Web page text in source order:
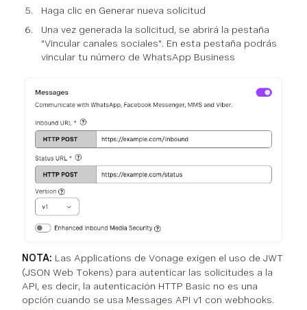
Haga clic en Generar nueva solicitud
Una vez generada la solicitud, se abrirá la pestaña
"Vincular canales sociales". En esta pestaña podrás
vincular tu número de WhatsApp Business
NOTA: Las Applications de Vonage exigen el uso de JWT
(JSON Web Tokens) para autenticar las solicitudes a la
API, es decir, la autenticación HTTP Basic no es una
opción cuando se usa Messages API v1 con webhooks.